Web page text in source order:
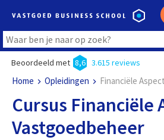
Beoordeeld met 8,6 3.615 reviews
Home Opleidingen Financiële
Cursus Financiële
Vastgoedbeheer